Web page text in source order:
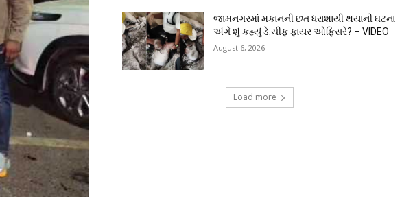
જામનગરમાં મકાનની છત ધરાશાયી થયાની ઘટના
અંગે શું કહ્યું ડે.ચીફ ફાયર ઓફિસરે? – VIDEO
August 6, 2026
Load more